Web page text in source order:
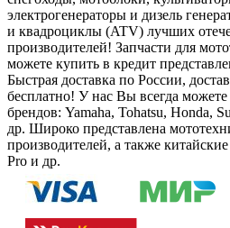
электрогенераторы и дизель
и квадроциклы (ATV) лучших
производителей! Запчасти для
можете купить в кредит
Быстрая доставка по России,
бесплатно! У нас Вы всегда
брендов: Yamaha, Tohatsu, Honda,
др. Широко представлена
производителей, а также
Pro и др.